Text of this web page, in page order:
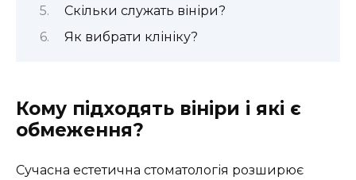
Скільки служать вініри?
Як вибрати клініку?
Кому підходять вініри і які є
обмеження?
Сучасна естетична стоматологія розширює